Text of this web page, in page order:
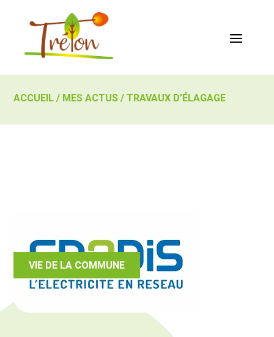
ACCUEIL / MES ACTUS /TRAVAUX D’ÉLAGAGE
VIE DE LA COMMUNE